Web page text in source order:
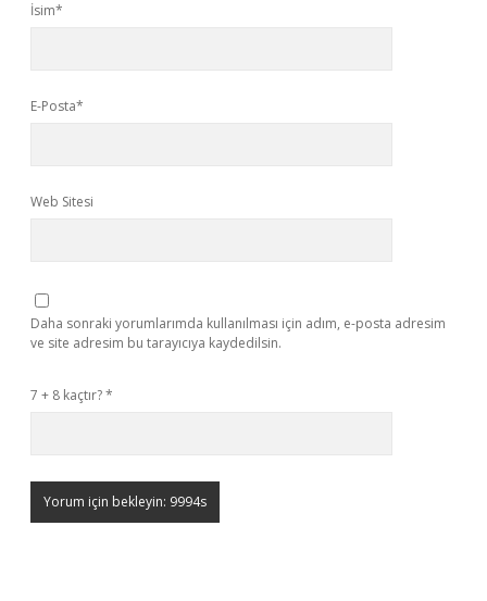
İsim*
E-Posta*
Web Sitesi
Daha sonraki yorumlarımda kullanılması için adım, e-posta adresim
ve site adresim bu tarayıcıya kaydedilsin.
7 + 8 kaçtır?*